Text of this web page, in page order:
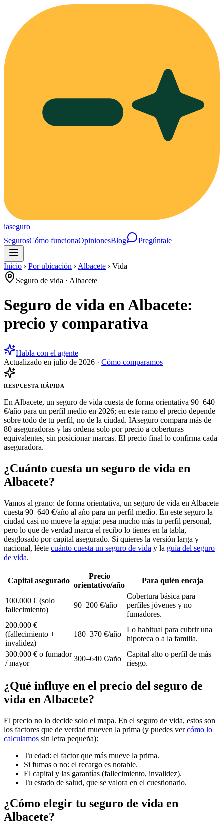
iaseguro
SegurosCómo funcionaOpinionesBlog Pregúntale
Inicio › Por ubicación › Albacete › Vida
Seguro de vida · Albacete
Seguro de vida en Albacete:
precio y comparativa
Habla con el agente
Actualizado en julio de 2026 · Cómo comparamos
RESPUESTA RÁPIDA
En Albacete, un seguro de vida cuesta de forma orientativa 90–640
€/año para un perfil medio en 2026; en este ramo el precio depende
sobre todo de tu perfil, no de la ciudad. IAseguro compara más de
80 aseguradoras y las ordena solo por precio a coberturas
equivalentes, sin posicionar marcas. El precio final lo confirma cada
aseguradora.
¿Cuánto cuesta un seguro de vida en
Albacete?
Vamos al grano: de forma orientativa, un seguro de vida en Albacete
cuesta 90–640 €/año al año para un perfil medio. En este seguro la
ciudad casi no mueve la aguja: pesa mucho más tu perfil personal,
pero lo que de verdad marca el recibo lo tienes en la tabla,
desglosado por capital asegurado. Si quieres la versión larga y
nacional, léete cuánto cuesta un seguro de vida y la guía del seguro
de vida.
Capital asegurado
Precio
orientativo/año
Para quién encaja
100.000 € (solo
fallecimiento)
90–200 €/año
Cobertura básica para
perfiles jóvenes y no
fumadores.
200.000 €
(fallecimiento +
invalidez)
180–370 €/año
Lo habitual para cubrir una
hipoteca o a la familia.
300.000 € o fumador
/ mayor
300–640 €/año
Capital alto o perfil de más
riesgo.
¿Qué influye en el precio del seguro de
vida en Albacete?
El precio no lo decide solo el mapa. En el seguro de vida, estos son
los factores que de verdad mueven la prima (y puedes vercómo lo
calculamos sin letra pequeña):
Tu edad: el factor que más mueve la prima.
Si fumas o no: el recargo es notable.
El capital y las garantías (fallecimiento, invalidez).
Tu estado de salud, que se valora en el cuestionario.
¿Cómo elegir tu seguro de vida en
Albacete?